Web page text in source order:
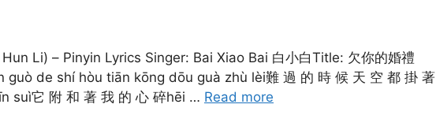
Li) – Pinyin Lyrics Singer: Bai Xiao Bai 白小白Title: 欠你的婚禮
guò de shí hòu tiān kōng dōu guà zhù lèi難 過 的 時 候 天 空 都 掛 著
suì它 附 和 著 我 的 心 碎hēi … Read more